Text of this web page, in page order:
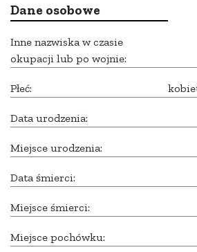
Dane osobowe
Inne nazwiska w czasie
okupacji lub po wojnie:
Płeć:
Data urodzenia:
Miejsce urodzenia:
Data śmierci:
Miejsce śmierci:
Miejsce pochówku: